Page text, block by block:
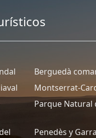
Berguedà
Montserrat-
Parque Natural
Penedès y